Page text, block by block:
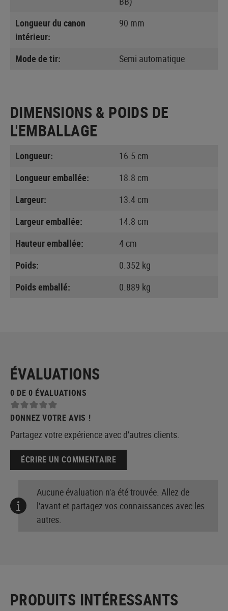
Longueur du canon
intérieur:
90 mm
Mode de tir: Semi automatique
DIMENSIONS & POIDS DE
L'EMBALLAGE
Longueur:
16.5 cm
Longueur emballée:
18.8 cm
Largeur:
13.4 cm
Largeur emballée:
14.8 cm
Hauteur emballée:
4 cm
Poids:
0.352 kg
Poids emballé:
0.889 kg
ÉVALUATIONS
0 DE 0 ÉVALUATIONS
DONNEZ VOTRE AVIS !
Partagez votre expérience avec d'autres clients.
ÉCRIRE UN COMMENTAIRE
Aucune évaluation n'a été trouvée. Allez de
l'avant et partagez vos connaissances avec les
autres.
PRODUITS INTÉRESSANTS